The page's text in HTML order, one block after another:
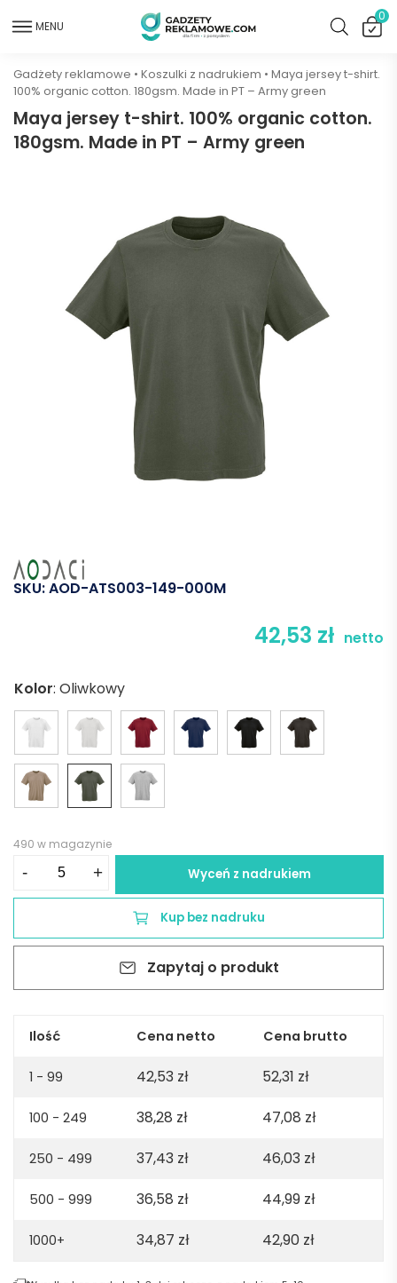
MENU
0
Gadżety reklamowe • Koszulki z nadrukiem • Maya jersey t-shirt.
100% organic cotton. 180gsm. Made in PT – Army green
Maya jersey t-shirt. 100% organic cotton.
180gsm. Made in PT – Army green
SKU:AOD-ATS003-149-000M
42,53 zł netto
Kolor: Oliwkowy
490 w magazynie
-
shirt.
organic
180gsm.
green
+ Wyceń z nadrukiem
Kup bez nadruku
Zapytaj o produkt
Ilość Cena netto Cena brutto
1 - 99 42,53 zł 52,31 zł
100 - 249 38,28 zł 47,08 zł
250 - 499 37,43 zł 46,03 zł
500 - 999 36,58 zł 44,99 zł
1000+ 34,87 zł 42,90 zł